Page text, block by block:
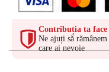
Contribuția ta
Ne ajuți să
care ai nevoie